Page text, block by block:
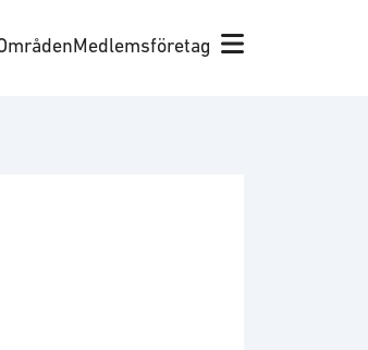
Medlemsföretag